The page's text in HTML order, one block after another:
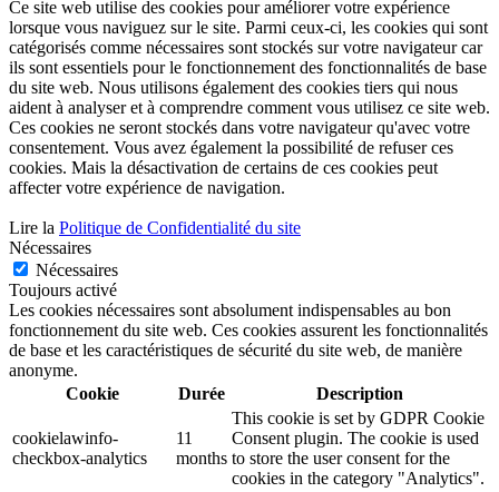
Ce site web utilise des cookies pour améliorer votre expérience
lorsque vous naviguez sur le site. Parmi ceux-ci, les cookies qui sont
catégorisés comme nécessaires sont stockés sur votre navigateur car
ils sont essentiels pour le fonctionnement des fonctionnalités de base
du site web. Nous utilisons également des cookies tiers qui nous
aident à analyser et à comprendre comment vous utilisez ce site web.
Ces cookies ne seront stockés dans votre navigateur qu'avec votre
consentement. Vous avez également la possibilité de refuser ces
cookies. Mais la désactivation de certains de ces cookies peut
affecter votre expérience de navigation.
Lire la Politique de Confidentialité du site
Nécessaires
Nécessaires
Toujours activé
Les cookies nécessaires sont absolument indispensables au bon
fonctionnement du site web. Ces cookies assurent les fonctionnalités
de base et les caractéristiques de sécurité du site web, de manière
anonyme.
Cookie
Durée Description
cookielawinfo-
checkbox-analytics
11
months
This cookie is set by GDPR Cookie
Consent plugin. The cookie is used
to store the user consent for the
cookies in the category "Analytics".